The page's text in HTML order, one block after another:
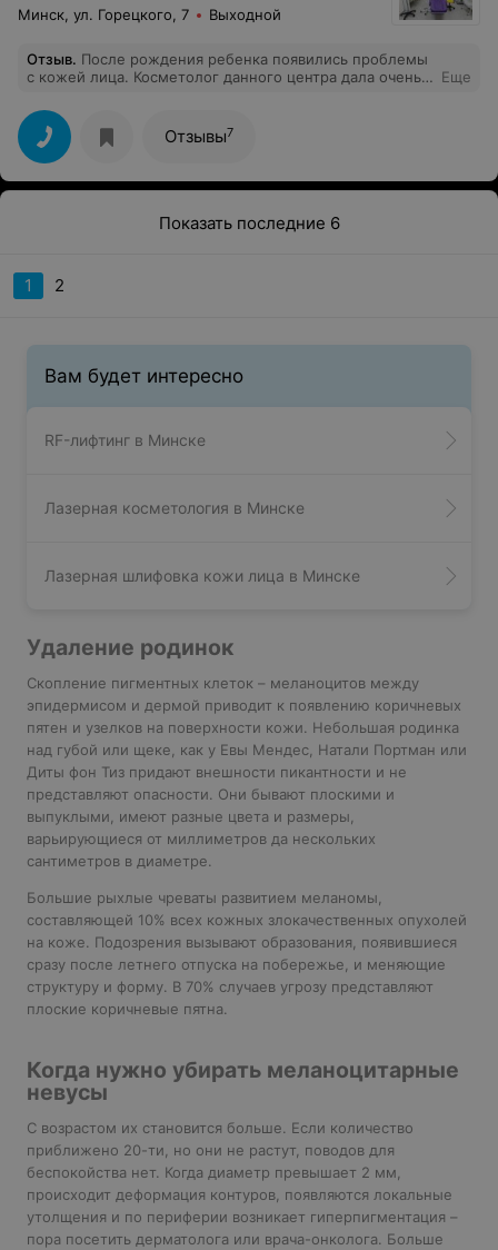
Минск, ул. Горецкого, 7 Выходной
Отзыв. После рождения ребенка появились проблемы
с кожей лица. Косметолог данного центра дала очень
предложила курс мезотерапии. Результатом осталась
очень довольна. Спасибо что вернули мне юность))))
Еще
Отзывы7
Показать последние 6
1 2
Вам будет интересно
RF-лифтинг в Минске
Лазерная косметология в Минске
Лазерная шлифовка кожи лица в Минске
Удаление родинок
Скопление пигментных клеток – меланоцитов между
эпидермисом и дермой приводит к появлению коричневых
пятен и узелков на поверхности кожи. Небольшая родинка
над губой или щеке, как у Евы Мендес, Натали Портман или
Диты фон Тиз придают внешности пикантности и не
представляют опасности. Они бывают плоскими и
выпуклыми, имеют разные цвета и размеры,
варьирующиеся от миллиметров да нескольких
сантиметров в диаметре.
Большие рыхлые чреваты развитием меланомы,
составляющей 10% всех кожных злокачественных опухолей
на коже. Подозрения вызывают образования, появившиеся
сразу после летнего отпуска на побережье, и меняющие
структуру и форму. В 70% случаев угрозу представляют
плоские коричневые пятна.
Когда нужно убирать меланоцитарные
невусы
С возрастом их становится больше. Если количество
приближено 20-ти, но они не растут, поводов для
беспокойства нет. Когда диаметр превышает 2 мм,
происходит деформация контуров, появляются локальные
утолщения и по периферии возникает гиперпигментация –
пора посетить дерматолога или врача-онколога. Больше